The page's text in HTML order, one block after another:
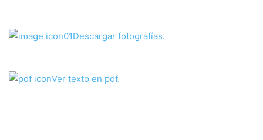
Descargar fotografías.
Ver texto en pdf.